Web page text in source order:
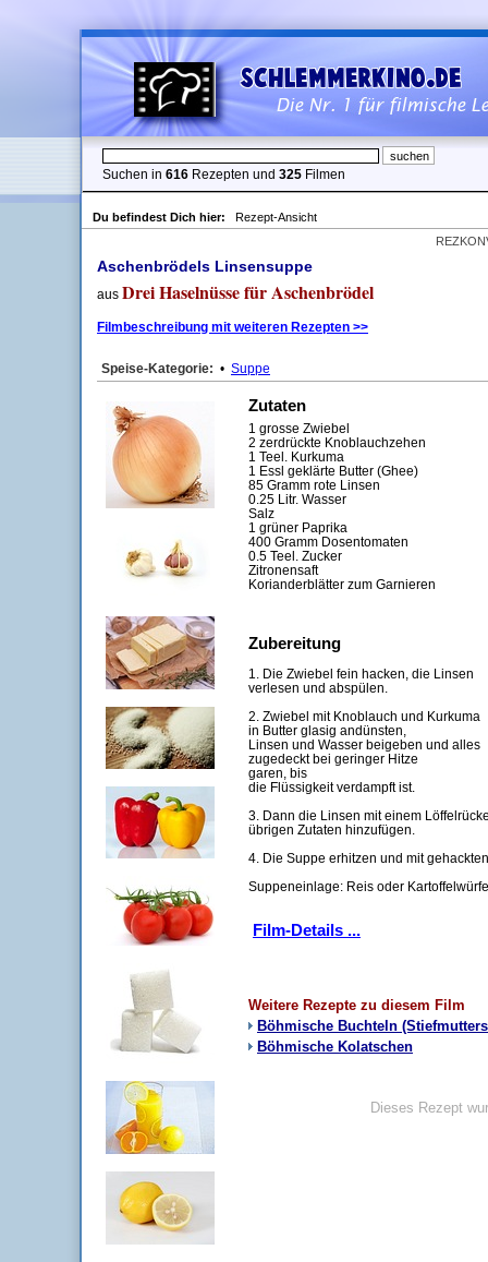
Suchen in 616 Rezepten und 325 Filmen
Du befindest Dich hier:
Rezept-Ansicht
Aschenbrödels Linsensuppe
aus Drei Haselnüsse für Aschenbrödel
Filmbeschreibung mit weiteren Rezepten >>
Speise-Kategorie: • Suppe
Zutaten
1 grosse Zwiebel
2 zerdrückte Knoblauchzehen
1 Teel. Kurkuma
1 Essl geklärte Butter (Ghee)
85 Gramm rote Linsen
0.25 Litr. Wasser
Salz
1 grüner Paprika
400 Gramm Dosentomaten
0.5 Teel. Zucker
Zitronensaft
Korianderblätter zum Garnieren
Zubereitung
1. Die Zwiebel fein hacken, die Linsen
verlesen und abspülen.
2. Zwiebel mit Knoblauch und Kurkuma
in Butter glasig andünsten,
Linsen und Wasser beigeben und alles
zugedeckt bei geringer Hitze
garen, bis
die Flüssigkeit verdampft ist.
3. Dann die Linsen mit einem
übrigen Zutaten hinzufügen.
4. Die Suppe erhitzen und mit
Suppeneinlage: Reis oder
Film-Details ...
Weitere Rezepte zu diesem Film
Böhmische Buchteln
Böhmische Kolatschen
Dieses Rezept